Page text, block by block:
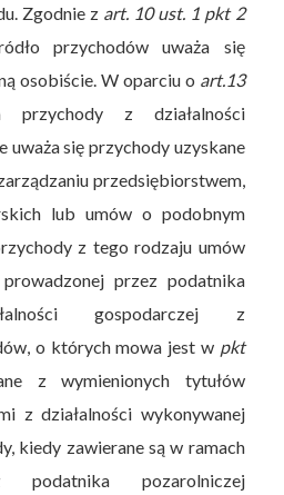
Zgodnie z art. 10 ust. 1 pkt 2
przychodów uważa się
osobiście. W oparciu o art.13
z działalności
uważa się przychody uzyskane
przedsiębiorstwem,
lub umów o podobnym
z tego rodzaju umów
przez podatnika
gospodarczej z
o których mowa jest w pkt
z wymienionych tytułów
z działalności wykonywanej
kiedy zawierane są w ramach
podatnika pozarolniczej